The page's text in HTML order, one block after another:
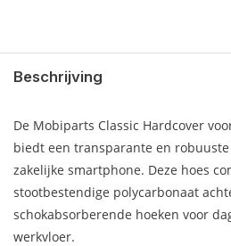
Beschrijving
De Mobiparts Classic Hardcover
biedt een transparante en
zakelijke smartphone. Deze hoes
stootbestendige polycarbonaat
schokabsorberende hoeken voor
werkvloer.